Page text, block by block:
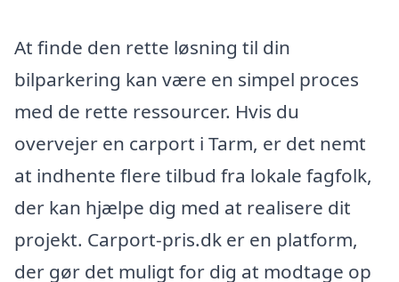
At finde den rette løsning til din
bilparkering kan være en simpel proces
med de rette ressourcer. Hvis du
overvejer en carport i Tarm, er det nemt
at indhente flere tilbud fra lokale fagfolk,
der kan hjælpe dig med at realisere dit
projekt. Carport-pris.dk er en platform,
der gør det muligt for dig at modtage op